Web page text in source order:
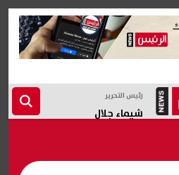
رئيس التحرير
شيماء جلال